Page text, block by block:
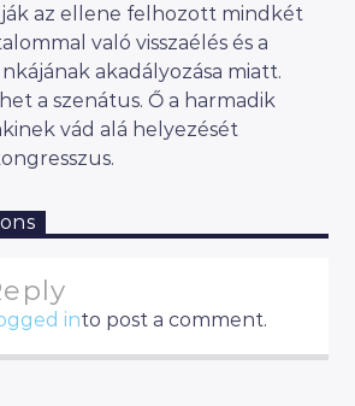
az ellene felhozott mindkét
való visszaélés és a
akadályozása miatt.
a szenátus. Ő a harmadik
vád alá helyezését
into post a comment.